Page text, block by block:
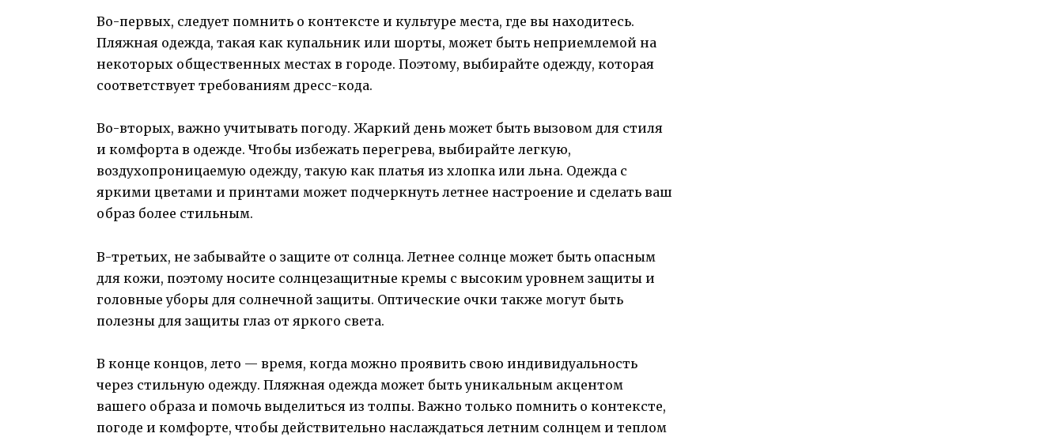
Во-первых, следует помнить о контексте и культуре места, где вы находитесь.
Пляжная одежда, такая как купальник или шорты, может быть неприемлемой на
некоторых общественных местах в городе. Поэтому, выбирайте одежду, которая
соответствует требованиям дресс-кода.
Во-вторых, важно учитывать погоду. Жаркий день может быть вызовом для стиля
и комфорта в одежде. Чтобы избежать перегрева, выбирайте легкую,
воздухопроницаемую одежду, такую как платья из хлопка или льна. Одежда с
яркими цветами и принтами может подчеркнуть летнее настроение и сделать ваш
образ более стильным.
В-третьих, не забывайте о защите от солнца. Летнее солнце может быть опасным
для кожи, поэтому носите солнцезащитные кремы с высоким уровнем защиты и
головные уборы для солнечной защиты. Оптические очки также могут быть
полезны для защиты глаз от яркого света.
В конце концов, лето — время, когда можно проявить свою индивидуальность
через стильную одежду. Пляжная одежда может быть уникальным акцентом
вашего образа и помочь выделиться из толпы. Важно только помнить о контексте,
погоде и комфорте, чтобы действительно наслаждаться летним солнцем и теплом